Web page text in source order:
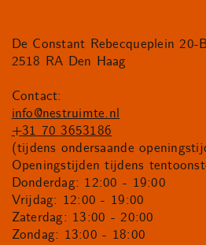
De Constant Rebecqueplein 20-
2518 RA Den Haag
Contact:
info@nestruimte.nl
+31 70 3653186
(tijdens ondersaande
Openingstijden tijdens
Donderdag: 12:00 - 19:00
Vrijdag: 12:00 - 19:00
Zaterdag: 13:00 - 20:00
Zondag: 13:00 - 18:00